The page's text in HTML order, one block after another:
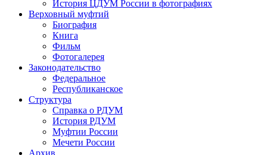
История ЦДУМ России в фотографиях
Верховный муфтий
Биография
Книга
Фильм
Фотогалерея
Законодательство
Федеральное
Республиканское
Структура
Справка о РДУМ
История РДУМ
Муфтии России
Мечети России
Архив